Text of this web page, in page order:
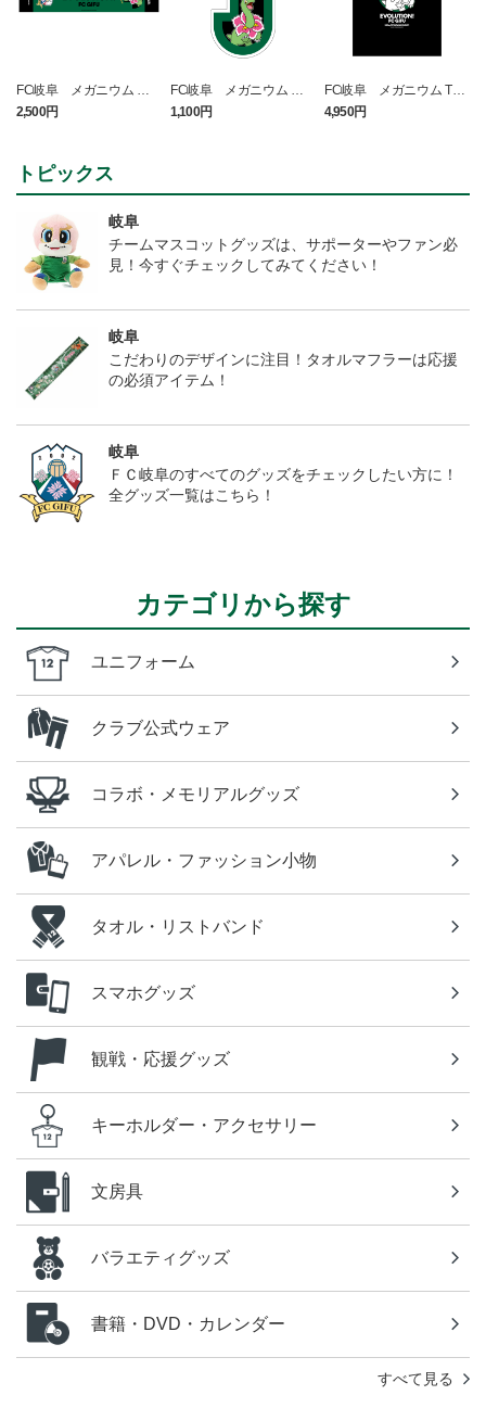
FC岐阜 メガニウム タ
オルマフラー
2,500円
FC岐阜 メガニウム キ
ーホルダー
1,100円
FC岐阜 メガニウム Tシ
ャツ BLACK
4,950円
トピックス
岐阜
チームマスコットグッズは、サポーターやファン必
見！今すぐチェックしてみてください！
岐阜
こだわりのデザインに注目！タオルマフラーは応援
の必須アイテム！
岐阜
ＦＣ岐阜のすべてのグッズをチェックしたい方に！
全グッズ一覧はこちら！
カテゴリから探す
ユニフォーム
クラブ公式ウェア
コラボ・メモリアルグッズ
アパレル・ファッション小物
タオル・リストバンド
スマホグッズ
観戦・応援グッズ
キーホルダー・アクセサリー
文房具
バラエティグッズ
書籍・DVD・カレンダー
すべて見る